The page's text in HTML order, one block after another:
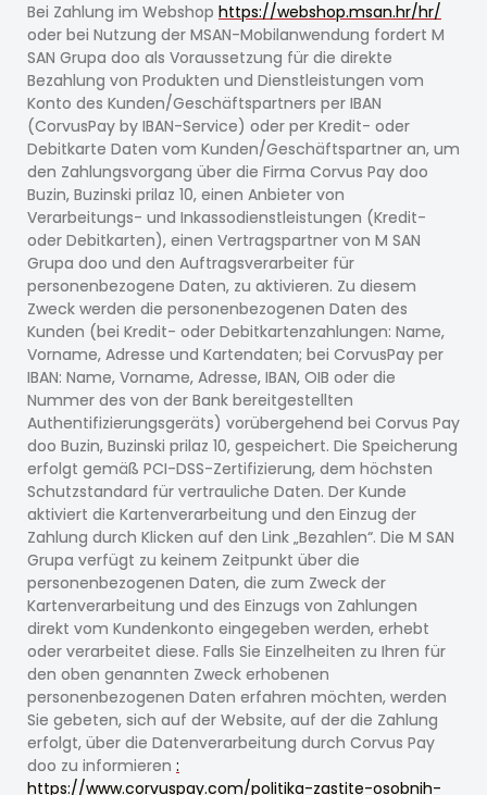
Bei Zahlung im Webshop https://webshop.msan.hr/hr/
oder bei Nutzung der MSAN-Mobilanwendung fordert M
SAN Grupa doo als Voraussetzung für die direkte
Bezahlung von Produkten und Dienstleistungen vom
Konto des Kunden/Geschäftspartners per IBAN
(CorvusPay by IBAN-Service) oder per Kredit- oder
Debitkarte Daten vom Kunden/Geschäftspartner an, um
den Zahlungsvorgang über die Firma Corvus Pay doo
Buzin, Buzinski prilaz 10, einen Anbieter von
Verarbeitungs- und Inkassodienstleistungen (Kredit-
oder Debitkarten), einen Vertragspartner von M SAN
Grupa doo und den Auftragsverarbeiter für
personenbezogene Daten, zu aktivieren. Zu diesem
Zweck werden die personenbezogenen Daten des
Kunden (bei Kredit- oder Debitkartenzahlungen: Name,
Vorname, Adresse und Kartendaten; bei CorvusPay per
IBAN: Name, Vorname, Adresse, IBAN, OIB oder die
Nummer des von der Bank bereitgestellten
Authentifizierungsgeräts) vorübergehend bei Corvus Pay
doo Buzin, Buzinski prilaz 10, gespeichert. Die Speicherung
erfolgt gemäß PCI-DSS-Zertifizierung, dem höchsten
Schutzstandard für vertrauliche Daten. Der Kunde
aktiviert die Kartenverarbeitung und den Einzug der
Zahlung durch Klicken auf den Link „Bezahlen“. Die M SAN
Grupa verfügt zu keinem Zeitpunkt über die
personenbezogenen Daten, die zum Zweck der
Kartenverarbeitung und des Einzugs von Zahlungen
direkt vom Kundenkonto eingegeben werden, erhebt
oder verarbeitet diese. Falls Sie Einzelheiten zu Ihren für
den oben genannten Zweck erhobenen
personenbezogenen Daten erfahren möchten, werden
Sie gebeten, sich auf der Website, auf der die Zahlung
erfolgt, über die Datenverarbeitung durch Corvus Pay
doo zu informieren :
https://www.corvuspay.com/politika-zastite-osobnih-